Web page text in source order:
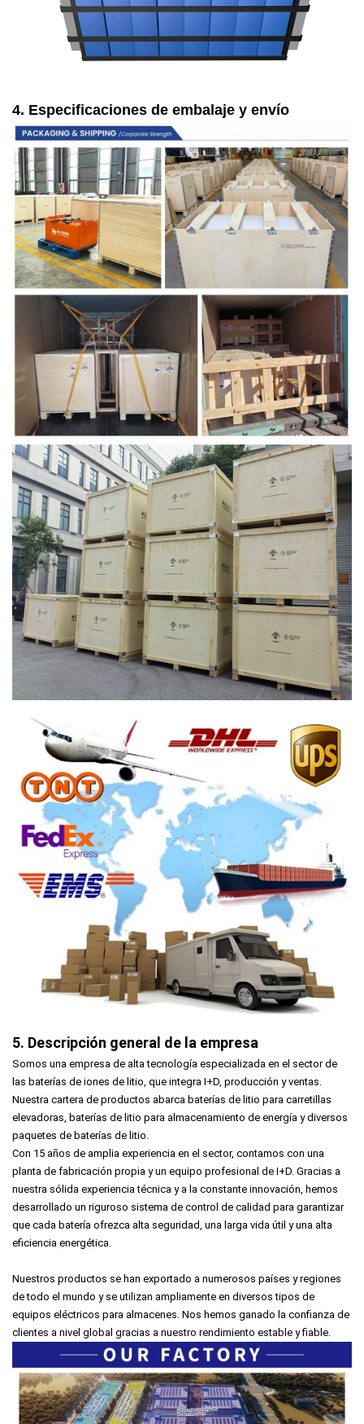
4. Especificaciones de embalaje y envío
5. Descripción general de la empresa
Somos una empresa de alta tecnología especializada en el sector de
las baterías de iones de litio, que integra I+D, producción y ventas.
Nuestra cartera de productos abarca baterías de litio para carretillas
elevadoras, baterías de litio para almacenamiento de energía y diversos
paquetes de baterías de litio.
Con 15 años de amplia experiencia en el sector, contamos con una
planta de fabricación propia y un equipo profesional de I+D. Gracias a
nuestra sólida experiencia técnica y a la constante innovación, hemos
desarrollado un riguroso sistema de control de calidad para garantizar
que cada batería ofrezca alta seguridad, una larga vida útil y una alta
eficiencia energética.
Nuestros productos se han exportado a numerosos países y regiones
de todo el mundo y se utilizan ampliamente en diversos tipos de
equipos eléctricos para almacenes. Nos hemos ganado la confianza de
clientes a nivel global gracias a nuestro rendimiento estable y fiable.